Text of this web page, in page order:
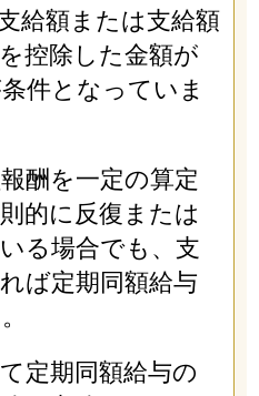
給額または支給額
控除した金額が
件となっていま
酬を一定の算定
的に反復または
る場合でも、支
ば定期同額給与
定期同額給与の